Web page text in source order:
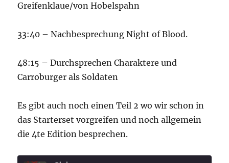
Greifenklaue/von Hobelspahn
33:40 – Nachbesprechung Night of Blood.
48:15 – Durchsprechen Charaktere und
Carroburger als Soldaten
Es gibt auch noch einen Teil 2 wo wir schon in
das Starterset vorgreifen und noch allgemein
die 4te Edition besprechen.